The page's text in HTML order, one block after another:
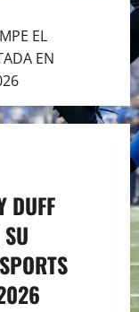
EL
EN
DUFF